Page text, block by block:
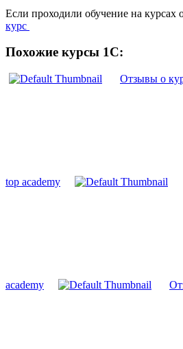
Если проходили обучение на
курс
Похожие курсы 1С:
Отзывы о
top academy
academy